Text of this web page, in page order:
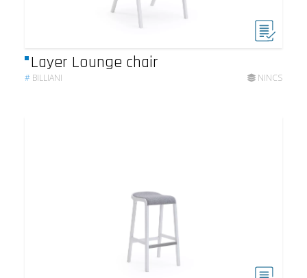
Layer Lounge chair
# BILLIANI NINCS